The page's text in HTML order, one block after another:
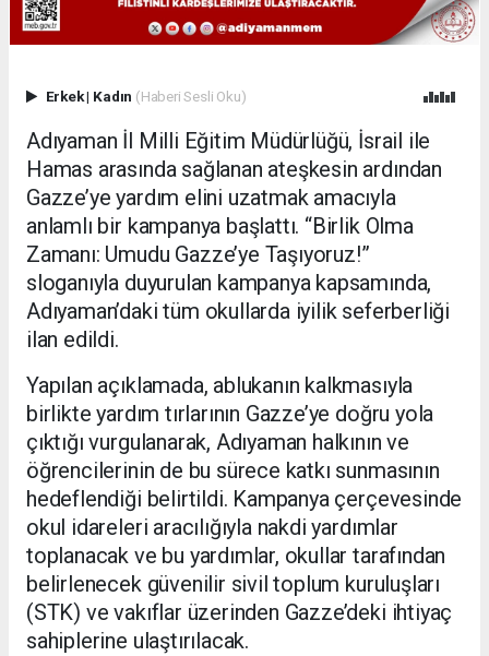
Erkek| Kadın (Haberi Sesli Oku)
Adıyaman İl Milli Eğitim Müdürlüğü, İsrail ile
Hamas arasında sağlanan ateşkesin ardından
Gazze’ye yardım elini uzatmak amacıyla
anlamlı bir kampanya başlattı. “Birlik Olma
Zamanı: Umudu Gazze’ye Taşıyoruz!”
sloganıyla duyurulan kampanya kapsamında,
Adıyaman’daki tüm okullarda iyilik seferberliği
ilan edildi.
Yapılan açıklamada, ablukanın kalkmasıyla
birlikte yardım tırlarının Gazze’ye doğru yola
çıktığı vurgulanarak, Adıyaman halkının ve
öğrencilerinin de bu sürece katkı sunmasının
hedeflendiği belirtildi. Kampanya çerçevesinde
okul idareleri aracılığıyla nakdi yardımlar
toplanacak ve bu yardımlar, okullar tarafından
belirlenecek güvenilir sivil toplum kuruluşları
(STK) ve vakıflar üzerinden Gazze’deki ihtiyaç
sahiplerine ulaştırılacak.